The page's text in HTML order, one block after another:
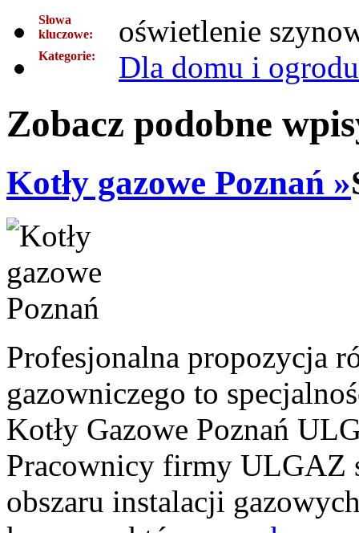
Słowa
kluczowe:
oświetlenie
Kategorie: Dla domu i ogrodu
Zobacz podobne
Kotły gazowe Poznań »
Profesjonalna propozycja
gazowniczego to
Kotły Gazowe Poznań
Pracownicy firmy ULGAZ
obszaru instalacji